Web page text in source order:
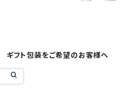
ギフト包装をご希望のお客様へ